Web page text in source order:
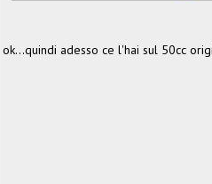
ok...quindi adesso ce l'hai sul 50cc